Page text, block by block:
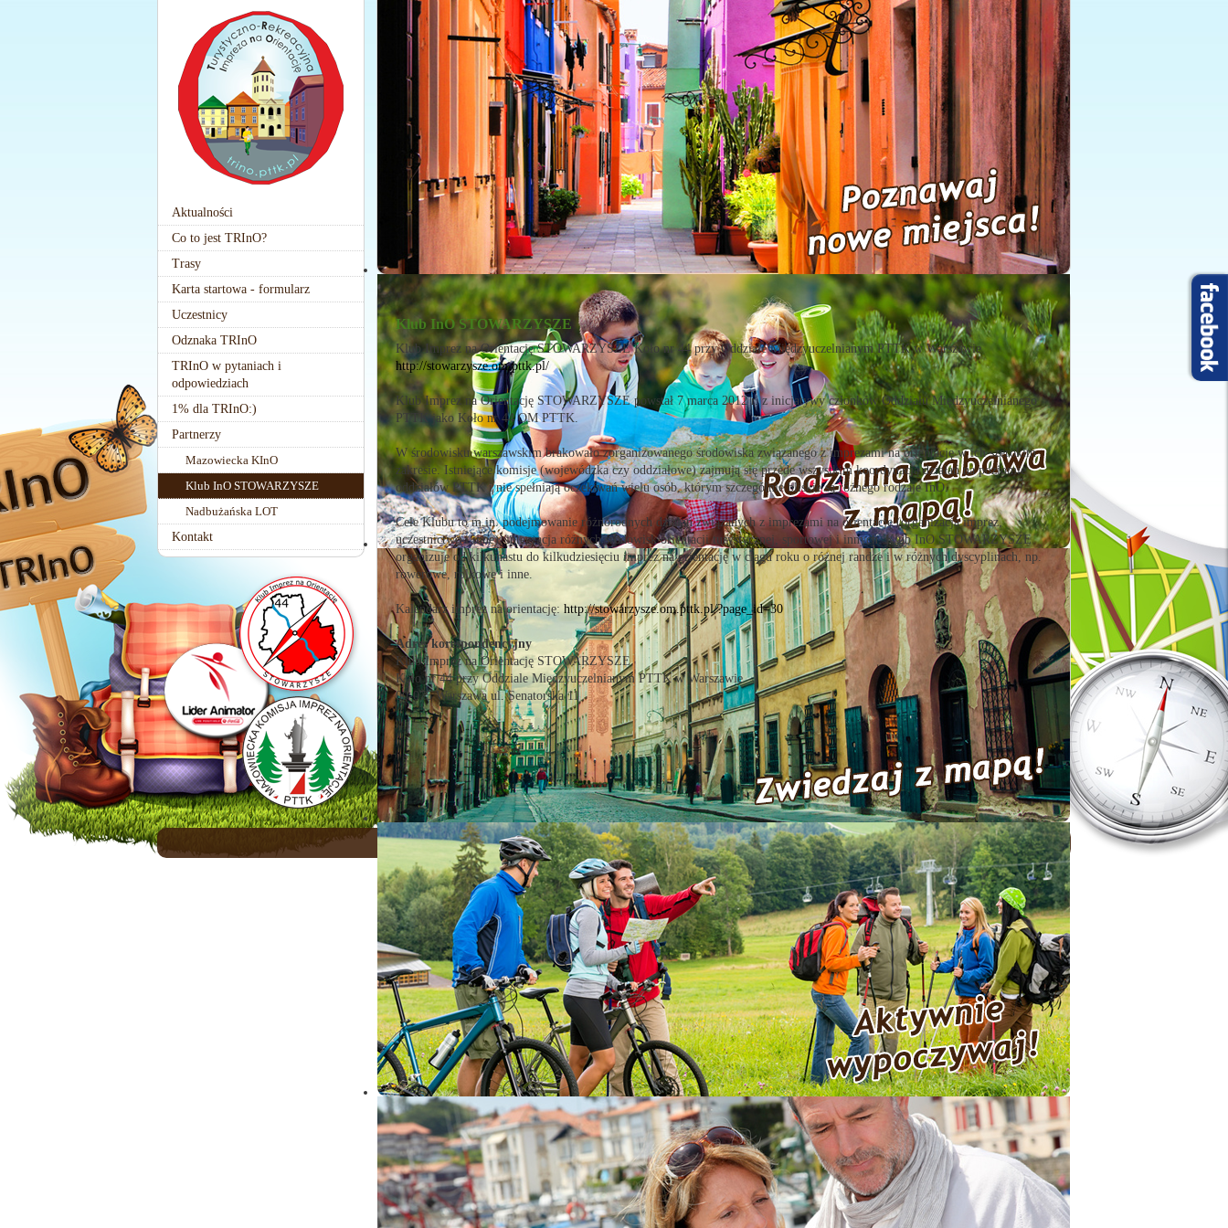
Aktualności
Co to jest TRInO?
Trasy
Karta startowa - formularz
Uczestnicy
Odznaka TRInO
TRInO w pytaniach i
odpowiedziach
1% dla TRInO:)
Partnerzy
Mazowiecka KInO
Klub InO STOWARZYSZE
Nadbużańska LOT
Kontakt
Klub InO STOWARZYSZE
Klub Imprez na Orientację STOWARZYSZE Koło nr 44 przy Oddziale Międzyuczelnianym PTTK w Warszawie
http://stowarzysze.om.pttk.pl/
Klub Imprez na Orientację STOWARZYSZE powstał 7 marca 2012 r. z inicjatywy członków Oddziału Międzyuczelnianego
PTTK jako Koło nr 44 OM PTTK.
W środowisku warszawskim brakowało zorganizowanego środowiska związanego z imprezami na orientację w ich szerokim
zakresie. Istniejące komisje (wojewódzka czy oddziałowe) zajmują się przede wszystkim koordynacją działań na poziomie
oddziałów PTTK i nie spełniają oczekiwań wielu osób, którym szczególnie bliskie są różnego rodzaje InO.
Cele Klubu to m.in. podejmowanie różnorodnych działań związanych z imprezami na orientację (organizacja imprez,
uczestnictwo i inne), integracja różnych środowisk orientacji turystycznej, sportowej i innych. Klub InO STOWARZYSZE
organizuje od kilkunastu do kilkudziesięciu imprez na orientację w ciągu roku o różnej randze i w różnych dyscyplinach, np.
rowerowe, rolkowe i inne.
Kalendarz imprez na orientację: http://stowarzysze.om.pttk.pl/?page_id=30
Adres korespondencyjny
Klub Imprez na Orientację STOWARZYSZE
Koło nr 44 przy Oddziale Międzyuczelnianym PTTK w Warszawie
00-075 Warszawa ul. Senatorska 11